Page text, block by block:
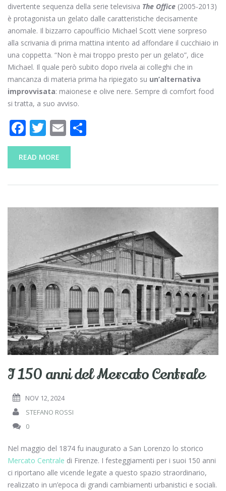
divertente sequenza della serie televisiva The Office (2005-2013)
è protagonista un gelato dalle caratteristiche decisamente
anomale. Il bizzarro capoufficio Michael Scott viene sorpreso
alla scrivania di prima mattina intento ad affondare il cucchiaio in
una coppetta. “Non è mai troppo presto per un gelato”, dice
Michael. Il quale però subito dopo rivela ai colleghi che in
mancanza di materia prima ha ripiegato su un’alternativa
improvvisata: maionese e olive nere. Sempre di comfort food
si tratta, a suo avviso.
F
ac
e
o
T
w
itt
E
m
di
READ MORE
I 150 anni del Mercato Centrale
NOV 12, 2024
STEFANO ROSSI
0
Nel maggio del 1874 fu inaugurato a San Lorenzo lo storico
Mercato Centrale di Firenze. I festeggiamenti per i suoi 150 anni
ci riportano alle vicende legate a questo spazio straordinario,
realizzato in un’epoca di grandi cambiamenti urbanistici e sociali.